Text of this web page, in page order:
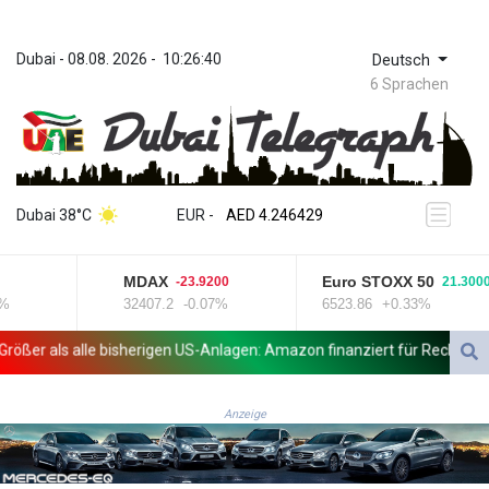
Dubai - 08.08. 2026 - 10:26:40 Deutsch
6 Sprachen
Dubai 38°C EUR -
ZWL 372.275202
AED 4.246429
AED 4.246429
AFN 76.887634
AMD 423.342651
AOA 1060.176801
ARS 1724.882575
AUD 1.635501
AZN 1.97002
BAM 1.961391
BBD 2.328337
BDT 143.102254
MDAX -23.9200
32407.2 -0.07%
Euro STOXX 50 21.3000
6523.86 +0.33%
als alle bisherigen US-Anlagen: Amazon finanziert für
Anzeige